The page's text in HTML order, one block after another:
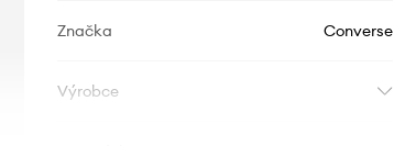
Značka Converse
Výrobce